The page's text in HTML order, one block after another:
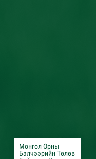
Монгол Орны
Бэлчээрийн Төлөв